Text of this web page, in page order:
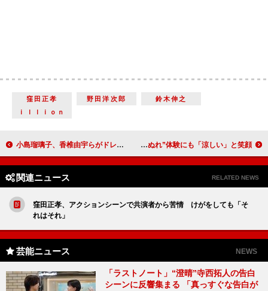
窪田正孝 野田洋次郎
鈴木伸之
ｉｌｌｉｏｎ
小島瑠璃子、香椎由宇らがドレス姿を披露 前川泰之「男性陣はグッとやられてる…」 関ジャニ丸山「聞いてないです…」 “ずぶぬれ”体験にも「涼しい」と笑顔
関連ニュース RELATED NEWS
窪田正孝、アクションシーンで共演者から苦情 けがをしても「そ
れはそれ」
芸能ニュース NEWS
「ラストノート」“澄晴”寺西拓人の告白
シーンに反響集まる 「真っすぐな告白が